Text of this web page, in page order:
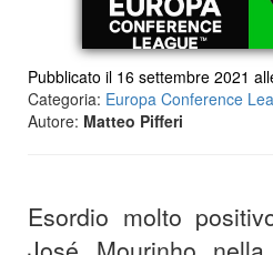
Pubblicato il 16 settembre 2021
Categoria: Europa Conference
Autore: Matteo Pifferi
Esordio molto